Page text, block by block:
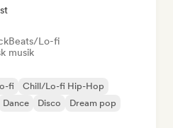
Beats/Lo-fi
musik
fi
Chill/Lo-fi Hip-Hop
Dance Disco
Dream pop